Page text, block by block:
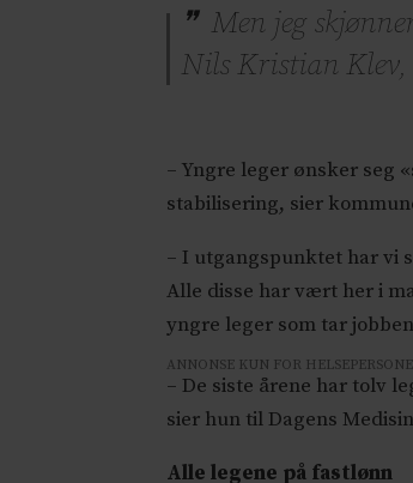
Men jeg
Nils Kristian Klev,
– Yngre leger ønsker seg
stabilisering, sier
– I utgangspunktet har vi
Alle disse har vært her i
yngre leger som tar
ANNONSE KUN FOR
– De siste årene har tolv
sier hun til Dagens
Alle legene på fastlønn